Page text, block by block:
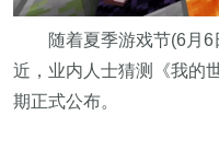
随着夏季游戏节(6月
近，业内人士猜测《我的
期正式公布。